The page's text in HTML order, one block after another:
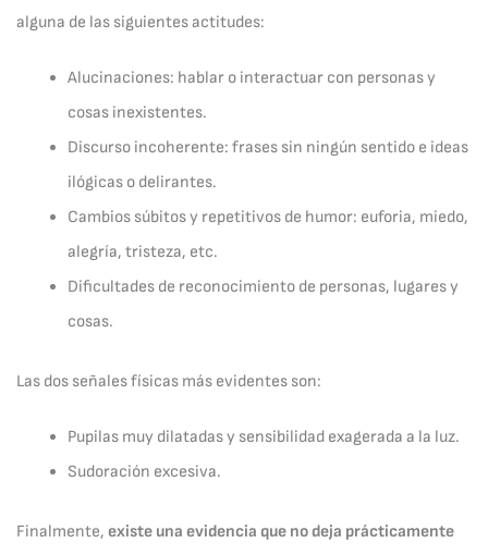
alguna de las siguientes actitudes:
Alucinaciones: hablar o interactuar con personas y
cosas inexistentes.
Discurso incoherente: frases sin ningún sentido e ideas
ilógicas o delirantes.
Cambios súbitos y repetitivos de humor: euforia, miedo,
alegría, tristeza, etc.
Dificultades de reconocimiento de personas, lugares y
cosas.
Las dos señales físicas más evidentes son:
Pupilas muy dilatadas y sensibilidad exagerada a la luz.
Sudoración excesiva.
Finalmente, existe una evidencia que no deja prácticamente